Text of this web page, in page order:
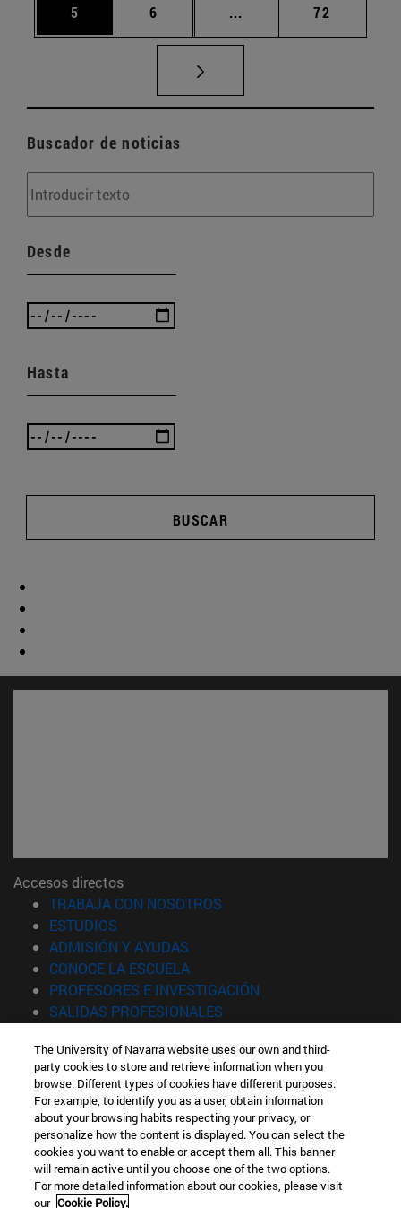
Página
5 Página
6 ... Páginas intermedias
Página
72
Buscador de noticias
Desde
Hasta
BUSCAR
Accesos directos
TRABAJA CON NOSOTROS
ESTUDIOS
ADMISIÓN Y AYUDAS
CONOCE LA ESCUELA(abre en nueva ventana)
PROFESORES E INVESTIGACIÓN
SALIDAS PROFESIONALES
Información
TFNO +34 943 21 98 77
¿QUÉ GRADO TE INTERESA?
¿QUÉ MÁSTER TE INTERESA?
© Universidad de Navarra
Información legal
The University of Navarra website uses our own and third-
party cookies to store and retrieve information when you
browse. Different types of cookies have different purposes.
For example, to identify you as a user, obtain information
about your browsing habits respecting your privacy, or
personalize how the content is displayed. You can select the
cookies you want to enable or accept them all. This banner
will remain active until you choose one of the two options.
For more detailed information about our cookies, please visit
our Cookie Policy.